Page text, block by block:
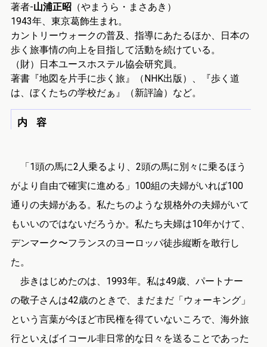
著者-山浦正昭（やまうら・まさあき）
1943年、東京葛飾生まれ。
カントリーウォークの普及、指導にあたるほか、日本の
歩く旅事情の向上を目指して活動を続けている。
（財）日本ユースホステル協会研究員。
著書『地図を片手に歩く旅』（NHK出版）、『歩く道
は、ぼくたちの学校だぁ』（新評論）など。
内 容
「1頭の馬に2人乗るより、2頭の馬に別々に乗るほう
がより自由で確実に進める」100組の夫婦がいれば100
通りの夫婦がある。私たちのような規格外の夫婦がいて
もいいのではないだろうか。私たち夫婦は10年かけて、
デンマーク〜フランスのヨーロッパ徒歩縦断を敢行し
た。
歩きはじめたのは、1993年。私は49歳、パートナー
の敬子さんは42歳のときで、まだまだ「ウォーキング」
という言葉が今ほど市民権を得ていないころで、海外旅
行といえばイコール非日常的な日々を送ることであった